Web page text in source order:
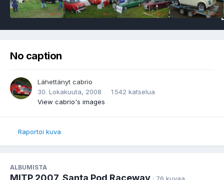
No caption
Lähettänyt cabrio
30. Lokakuuta, 2008
1 542 katselua
View cabrio's images
Raportoi kuva
ALBUMISTA
MITP 2007, Santa Pod Raceway